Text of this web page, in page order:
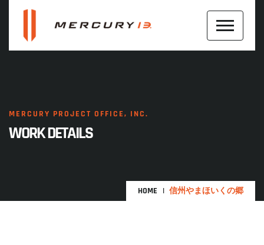
MERCURY PROJECT OFFICE, INC.
WORK DETAILS
HOME 信州やまほいくの郷